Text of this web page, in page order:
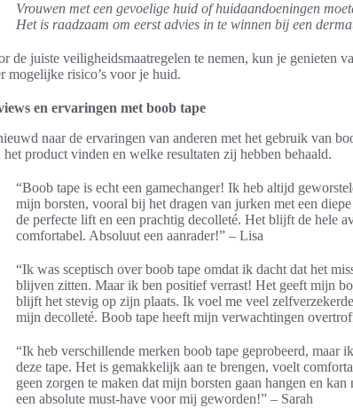
Vrouwen met een gevoelige huid of huidaandoeningen
Het is raadzaam om eerst advies in te winnen bij een
de juiste veiligheidsmaatregelen te nemen, kun je genieten
mogelijke risico’s voor je huid.
en ervaringen met boob tape
naar de ervaringen van anderen met het gebruik van
het product vinden en welke resultaten zij hebben behaald.
“Boob tape is echt een gamechanger! Ik heb altijd
mijn borsten, vooral bij het dragen van jurken met een
de perfecte lift en een prachtig decolleté. Het blijft de hele
comfortabel. Absoluut een aanrader!” – Lisa
“Ik was sceptisch over boob tape omdat ik dacht dat het
blijven zitten. Maar ik ben positief verrast! Het geeft mijn
blijft het stevig op zijn plaats. Ik voel me veel
mijn decolleté. Boob tape heeft mijn verwachtingen
“Ik heb verschillende merken boob tape geprobeerd, maar
deze tape. Het is gemakkelijk aan te brengen, voelt
geen zorgen te maken dat mijn borsten gaan hangen en
een absolute must-have voor mij geworden!” – Sarah